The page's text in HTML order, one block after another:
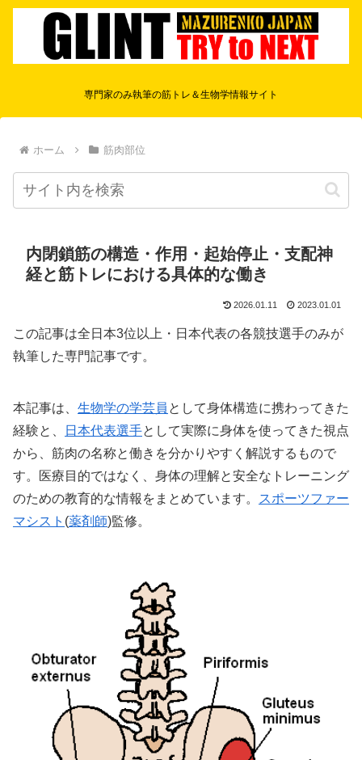
専門家のみ執筆の筋トレ＆生物学情報サイト
ホーム 筋肉部位
内閉鎖筋の構造・作用・起始停止・支配神
経と筋トレにおける具体的な働き
2026.01.11 2023.01.01
この記事は全日本3位以上・日本代表の各競技選手のみが
執筆した専門記事です。
本記事は、 生物学の学芸員 として身体構造に携わってきた
経験と、
日本代表選手として実際に身体を使ってきた視点
から、筋肉の名称と働きを分かりやすく解説するもので
す。医療目的ではなく、身体の理解と安全なトレーニング
のための教育的な情報をまとめています。
スポーツファー
マシスト (薬剤師)監修。